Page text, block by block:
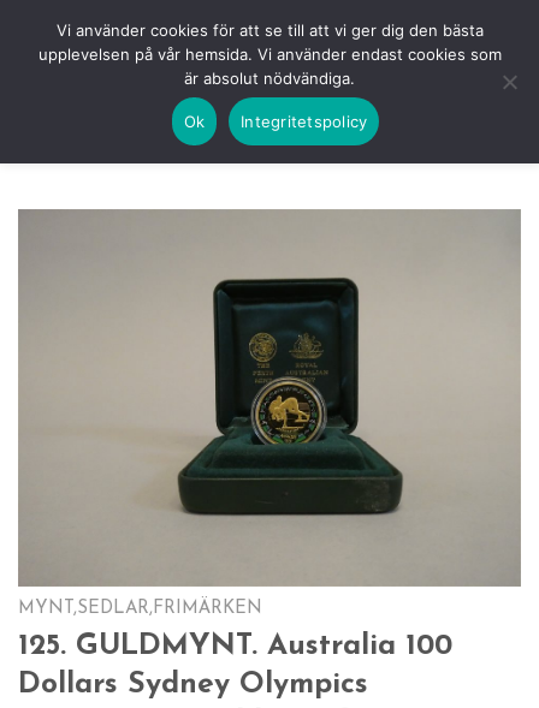
KOMMANDE LOGGA IN
MYNT,SEDLAR,FRIMÄRKEN
125. GULDMYNT. Australia 100
Dollars Sydney Olympics
Vi använder cookies för att se till att vi ger dig den bästa
upplevelsen på vår hemsida. Vi använder endast cookies som
är absolut nödvändiga.
Ok Integritetspolicy